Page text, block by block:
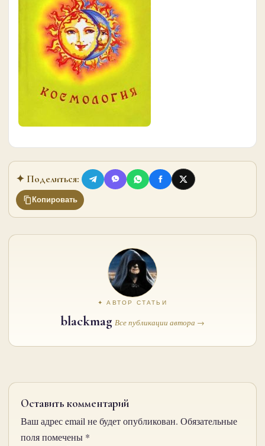
✦ Поделиться:
Копировать
✦ АВТОР СТАТЬИ
blackmag Все публикации автора →
Оставить комментарий
Ваш адрес email не будет опубликован. Обязательные
поля помечены *